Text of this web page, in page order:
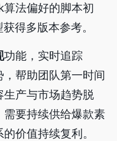
法偏好的脚本初
得多版本参考。
功能，实时追踪
帮助团队第一时间
产与市场趋势脱
要持续供给爆款素
价值持续复利。